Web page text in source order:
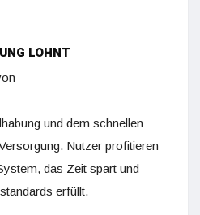
LOHNT
und dem schnellen
Nutzer profitieren
das Zeit spart und
erfüllt.